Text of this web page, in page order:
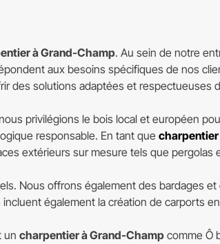
à Grand-Champ. Au sein de notre
aux besoins spécifiques de nos
des solutions adaptées et respectueuses
privilégions le bois local et européen
responsable. En tant que charpentier
extérieurs sur mesure tels que pergolas
Nous offrons également des bardages
également la création de carports
un charpentier à Grand-Champ comme Ô